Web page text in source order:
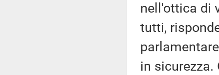
nell'ottica di
tutti,
in